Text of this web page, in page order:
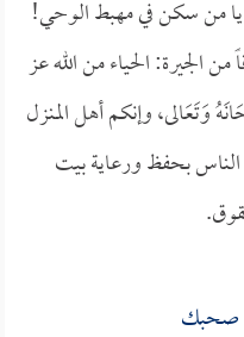
من سكن في مهبط الوحي!
الجيرة: الحياء من الله عز
وَتَعَالى، وإنكم أهل المنزل
بحفظ ورعاية بيت
صحبك